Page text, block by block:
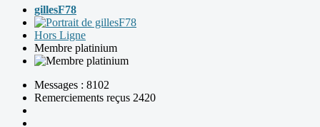
gillesF78
Hors Ligne
Membre platinium
Messages : 8102
Remerciements reçus 2420